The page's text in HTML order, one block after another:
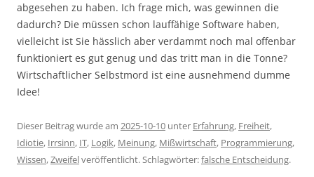
abgesehen zu haben. Ich frage mich, was gewinnen die
dadurch? Die müssen schon lauffähige Software haben,
vielleicht ist Sie hässlich aber verdammt noch mal offenbar
funktioniert es gut genug und das tritt man in die Tonne?
Wirtschaftlicher Selbstmord ist eine ausnehmend dumme
Idee!
Dieser Beitrag wurde am 2025-10-10 unter Erfahrung, Freiheit,
Idiotie, Irrsinn, IT, Logik, Meinung, Mißwirtschaft, Programmierung,
Wissen,Zweifelveröffentlicht. Schlagwörter:falsche Entscheidung.